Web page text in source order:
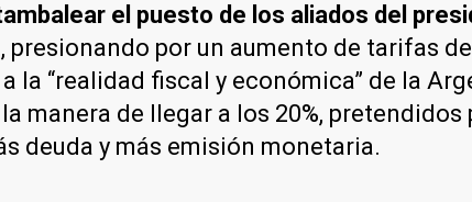
el puesto de los aliados del
por un aumento de tarifas
la “realidad fiscal y económica” de la
manera de llegar a los 20%,
deuda y más emisión monetaria.